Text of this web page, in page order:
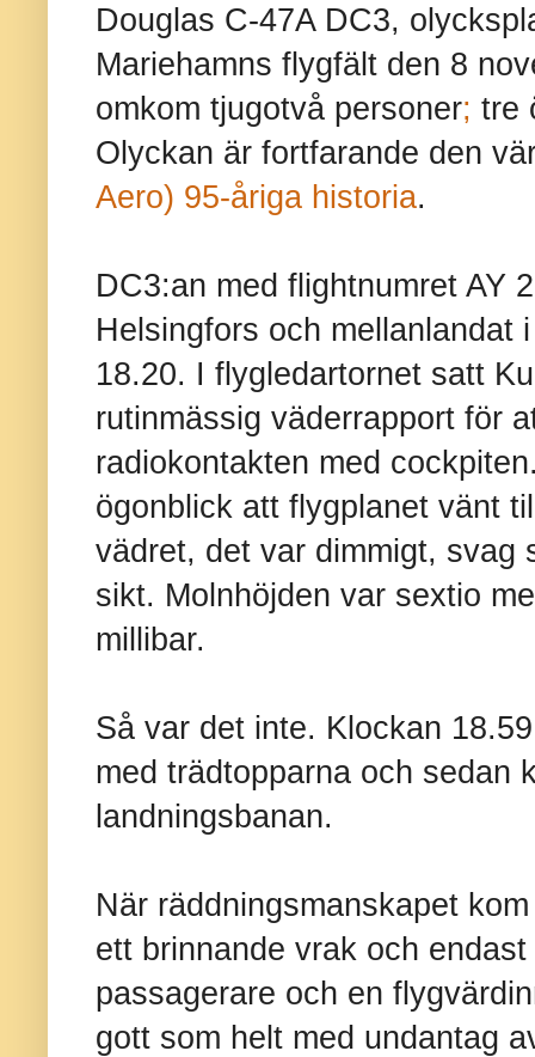
Douglas C-47A DC3,
Mariehamns flygfält den 8
omkom tjugotvå personer; tre
Olyckan är fortfarande den
Aero) 95-åriga historia.
DC3:an med flightnumret AY
Helsingfors och mellanlandat
18.20. I flygledartornet satt
rutinmässig väderrapport för
radiokontakten med
ögonblick att flygplanet vänt
vädret, det var dimmigt, svag
sikt. Molnhöjden var sextio
millibar.
Så var det inte. Klockan
med trädtopparna och sedan
landningsbanan.
När räddningsmanskapet
ett brinnande vrak och
passagerare och en
gott som helt med undantag